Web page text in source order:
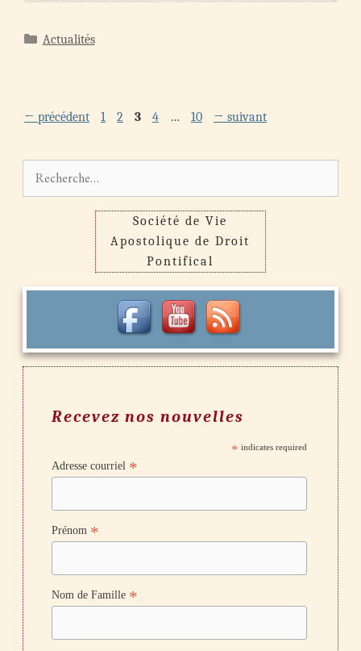
Catégories
Actualités
Navigation
← précédent Page
1 Page
2 Page
3 Page
4 … Page
10 → suivant
Société de Vie
Apostolique de Droit
Pontifical
Recevez nos nouvelles
* indicates required
Adresse courriel *
Prénom *
Nom de Famille *